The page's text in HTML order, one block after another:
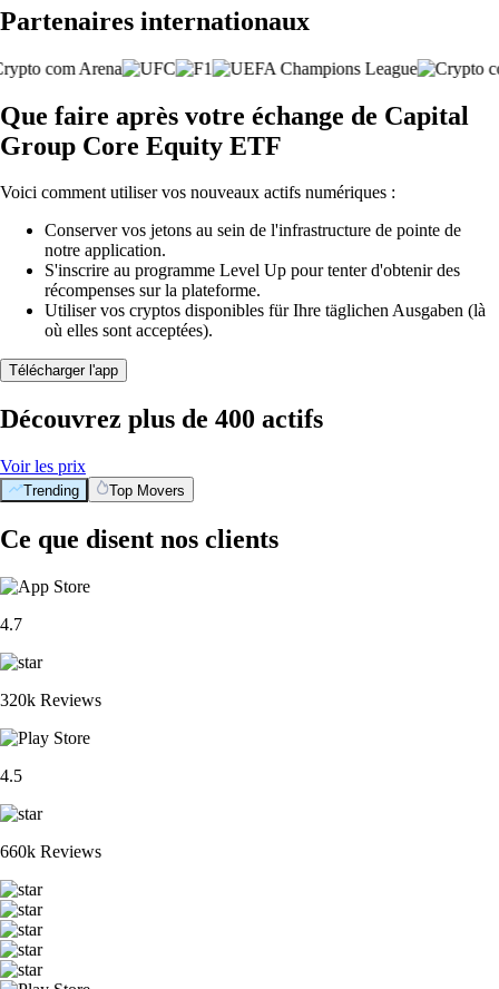
Partenaires internationaux
Que faire après votre échange de Capital
Group Core Equity ETF
Voici comment utiliser vos nouveaux actifs numériques :
Conserver vos jetons au sein de l'infrastructure de pointe de
notre application.
S'inscrire au programme Level Up pour tenter d'obtenir des
récompenses sur la plateforme.
Utiliser vos cryptos disponibles für Ihre täglichen Ausgaben (là
où elles sont acceptées).
Télécharger l'app
Découvrez plus de 400 actifs
Voir les prix
Trending Top Movers
Ce que disent nos clients
4.7
320k Reviews
4.5
660k Reviews